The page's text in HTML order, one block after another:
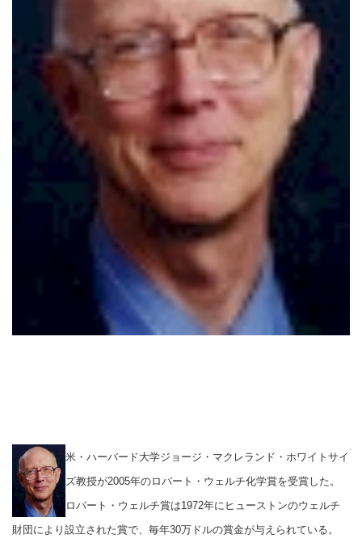
米・ハーバード大学ジョージ・マクレランド・ホワイトサイ
ズ教授が2005年のロバート・ウェルチ化学賞を受賞した。
ロバート・ウェルチ賞は1972年にヒューストンのウェルチ
財団により設立された賞で、毎年30万ドルの賞金が与えられている。